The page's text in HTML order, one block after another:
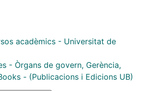
acadèmics - Universitat de
- Òrgans de govern, Gerència,
- (Publicacions i Edicions UB)